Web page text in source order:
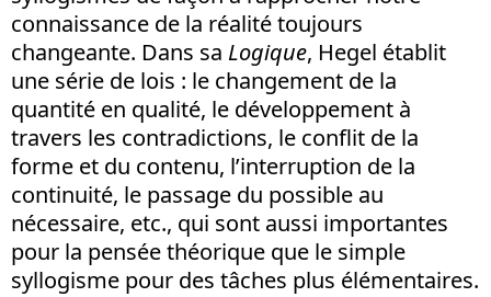
connaissance de la réalité toujours
changeante. Dans sa Logique, Hegel établit
une série de lois : le changement de la
quantité en qualité, le développement à
travers les contradictions, le conflit de la
forme et du contenu, l’interruption de la
continuité, le passage du possible au
nécessaire, etc., qui sont aussi importantes
pour la pensée théorique que le simple
syllogisme pour des tâches plus élémentaires.